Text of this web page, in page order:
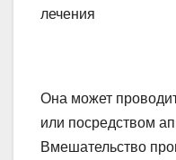
Она может
или посредством
Вмешательство